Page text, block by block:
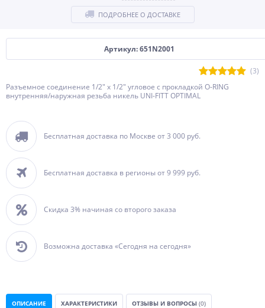
Артикул: 651N2001
(3)
Разъемное соединение 1/2" x 1/2" угловое с прокладкой O-RING
внутренняя/наружная резьба никель UNI-FITT OPTIMAL
Бесплатная доставка по Москве от 3 000 руб.
Бесплатная доставка в регионы от 9 999 руб.
Скидка 3% начиная со второго заказа
Возможна доставка «Сегодня на сегодня»
ПОДРОБНЕЕ О ДОСТАВКЕ
ОПИСАНИЕ ХАРАКТЕРИСТИКИ ОТЗЫВЫ И ВОПРОСЫ (0)